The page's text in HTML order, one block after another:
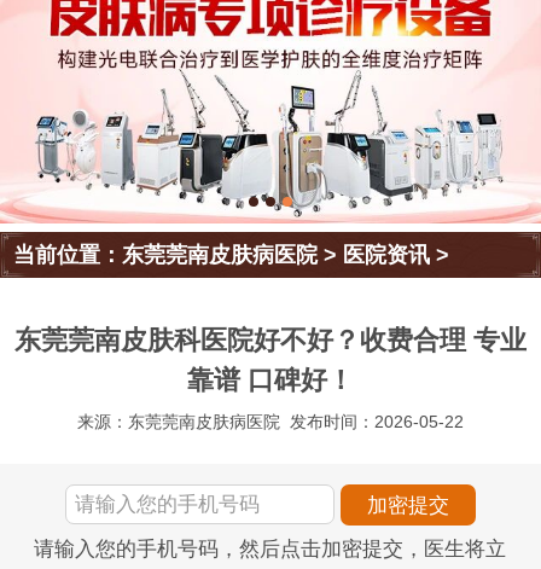
当前位置：东莞莞南皮肤病医院> 医院资讯 >
东莞莞南皮肤科医院好不好？收费合理 专业
靠谱 口碑好！
来源：东莞莞南皮肤病医院 发布时间：2026-05-22
请输入您的手机号码，然后点击加密提交，医生将立